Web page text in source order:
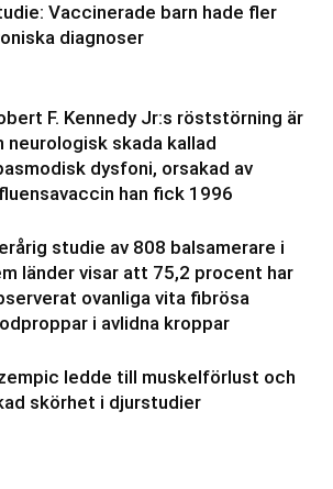
Vaccinerade barn hade fler
diagnoser
F. Kennedy Jr:s röststörning är
neurologisk skada kallad
dysfoni, orsakad av
han fick 1996
studie av 808 balsamerare i
länder visar att 75,2 procent har
ovanliga vita fibrösa
i avlidna kroppar
ledde till muskelförlust och
skörhet i djurstudier